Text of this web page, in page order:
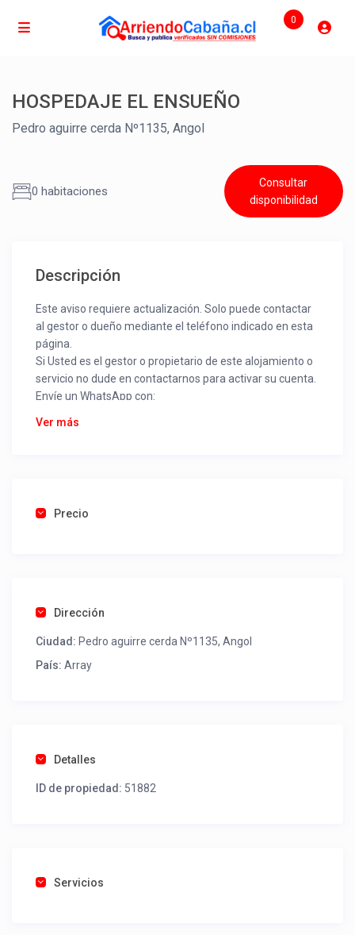
0
HOSPEDAJE EL ENSUEÑO
Pedro aguirre cerda Nº1135, Angol
0 habitaciones
Consultar
disponibilidad
Descripción
Este aviso requiere actualización. Solo puede contactar
al gestor o dueño mediante el teléfono indicado en esta
página.
Si Usted es el gestor o propietario de este alojamiento o
servicio no dude en contactarnos para activar su cuenta.
Envíe un WhatsApp con:
Nombre alojamiento o servicio
Una foto de cuenta de luz o agua o gas que acredite
como un profesional sin COMISIONES ni ESTAFAS.
Tel contacto propiedad:(56) 961060954
Ver más
Precio
Dirección
Ciudad: Pedro aguirre cerda Nº1135, Angol
País: Array
Detalles
ID de propiedad: 51882
Servicios